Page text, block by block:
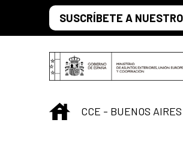
Saltar al contenido principal
SUSCRÍBETE A
INICIO
CCE - BUENOS AIRES